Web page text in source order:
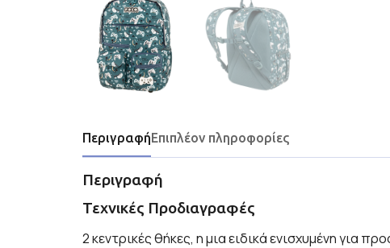
ΠεριγραφήΕπιπλέον πληροφορίες
Περιγραφή
Τεχνικές Προδιαγραφές
2 κεντρικές θήκες, η μια ειδικά ενισχυμένη για